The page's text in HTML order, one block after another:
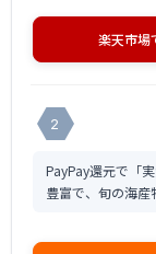
楽天市場
2
PayPay還元で「
豊富で、旬の海産